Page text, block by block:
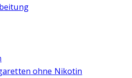
ohne Nikotin